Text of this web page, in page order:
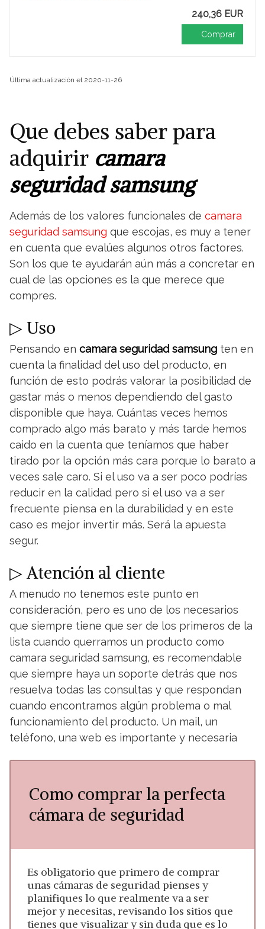
240,36 EUR
Comprar
Última actualización el 2020-11-26
Que debes saber para
adquirir camara
seguridad samsung
Además de los valores funcionales de camara
seguridad samsung que escojas, es muy a tener
en cuenta que evalúes algunos otros factores.
Son los que te ayudarán aún más a concretar en
cual de las opciones es la que merece que
compres.
▷ Uso
Pensando en camara seguridad samsung ten en
cuenta la finalidad del uso del producto, en
función de esto podrás valorar la posibilidad de
gastar más o menos dependiendo del gasto
disponible que haya. Cuántas veces hemos
comprado algo más barato y más tarde hemos
caido en la cuenta que teníamos que haber
tirado por la opción más cara porque lo barato a
veces sale caro. Si el uso va a ser poco podrías
reducir en la calidad pero si el uso va a ser
frecuente piensa en la durabilidad y en este
caso es mejor invertir más. Será la apuesta
segur.
▷ Atención al cliente
A menudo no tenemos este punto en
consideración, pero es uno de los necesarios
que siempre tiene que ser de los primeros de la
lista cuando querramos un producto como
camara seguridad samsung, es recomendable
que siempre haya un soporte detrás que nos
resuelva todas las consultas y que respondan
cuando encontramos algún problema o mal
funcionamiento del producto. Un mail, un
teléfono, una web es importante y necesaria
Como comprar la perfecta
cámara de seguridad
Es obligatorio que primero de comprar
unas cámaras de seguridad pienses y
planifiques lo que realmente va a ser
mejor y necesitas, revisando los sitios que
tienes que visualizar y sin duda que es lo